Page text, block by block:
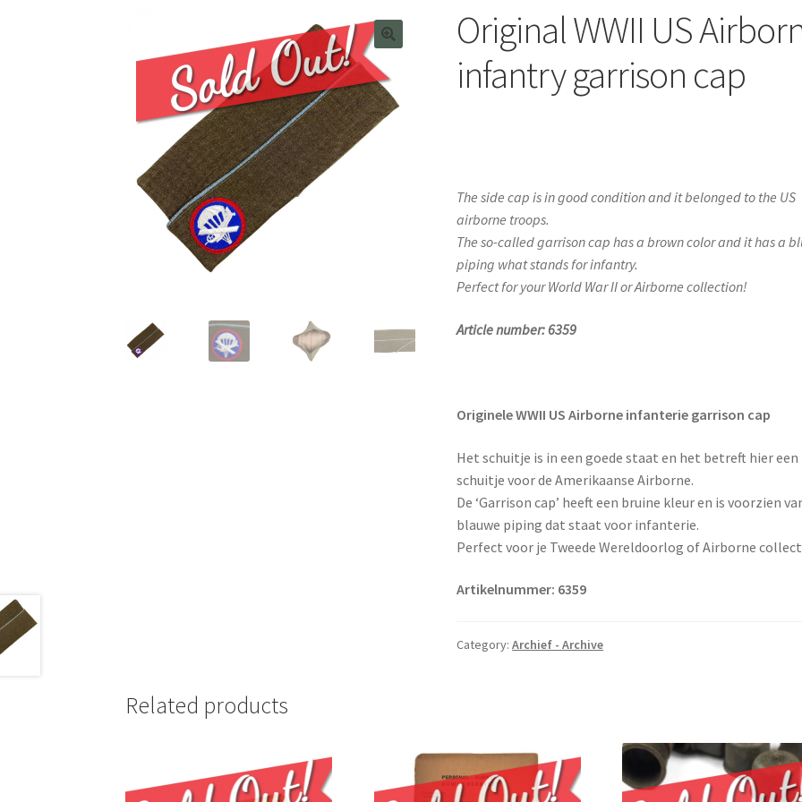
Original WWII US
infantry garrison cap
The side cap is in good condition and it belonged to the US
airborne troops.
The so-called garrison cap has a brown color and it has a
piping what stands for infantry.
Perfect for your World War II or Airborne collection!
Article number: 6359
Originele WWII US Airborne infanterie garrison cap
Het schuitje is in een goede staat en het betreft hier een
schuitje voor de Amerikaanse Airborne.
De ‘Garrison cap’ heeft een bruine kleur en is voorzien
blauwe piping dat staat voor infanterie.
Perfect voor je Tweede Wereldoorlog of Airborne
Artikelnummer: 6359
Category:Archief - Archive
Related products